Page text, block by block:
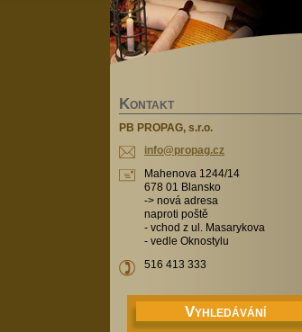
KONTAKT
PB PROPAG, s.r.o.
info@propag.cz
Mahenova 1244/14
678 01 Blansko
-> nová adresa
naproti poště
- vchod z ul. Masarykova
- vedle Oknostylu
516 413 333
VYHLEDÁVÁNÍ